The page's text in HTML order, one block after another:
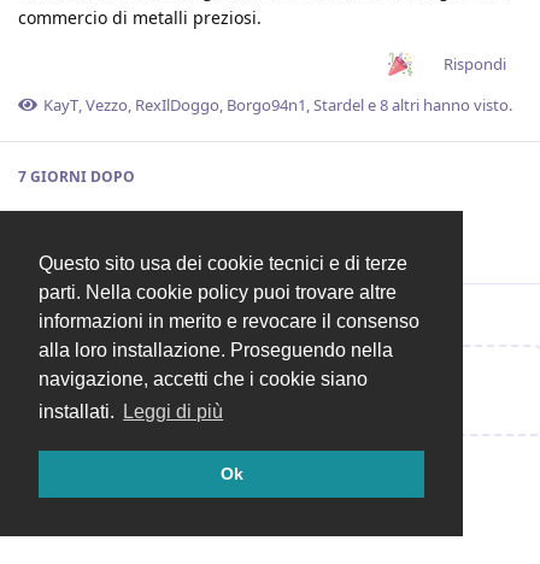
Questo sito usa dei cookie tecnici e di terze
parti. Nella cookie policy puoi trovare altre
informazioni in merito e revocare il consenso
alla loro installazione. Proseguendo nella
navigazione, accetti che i cookie siano
installati.
Leggi di più
Ok
commercio di metalli preziosi.
Rispondi
KayT,Vezzo, RexIlDoggo, Borgo94n1,Stardele8altri hanno visto.
7 GIORNI DOPO
Rispondi alla discussione...